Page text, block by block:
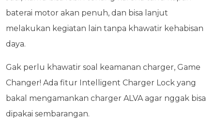
baterai motor akan penuh, dan bisa lanjut
melakukan kegiatan lain tanpa khawatir kehabisan
daya.
Gak perlu khawatir soal keamanan charger, Game
Changer! Ada fitur Intelligent Charger Lock yang
bakal mengamankan charger ALVA agar nggak bisa
dipakai sembarangan.